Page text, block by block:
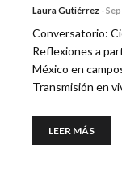
Laura Gutiérrez -Sep
Conversatorio:
Reflexiones a
México en
Transmisión en
LEER MÁS